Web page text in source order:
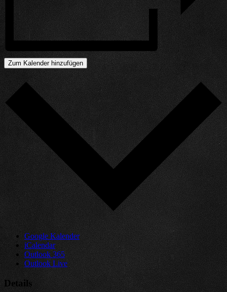
Zum Kalender hinzufügen
Google Kalender
iCalendar
Outlook 365
Outlook Live
Details